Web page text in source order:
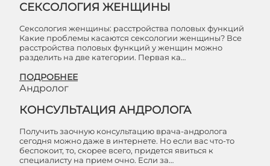
СЕКСОЛОГИЯ ЖЕНЩИНЫ
Сексология женщины: расстройства половых функций
Какие проблемы касаются сексологии женщины? Все
расстройства половых функций у женщин можно
разделить на две категории. Первая ка…
ПОДРОБНЕЕ
Андролог
КОНСУЛЬТАЦИЯ АНДРОЛОГА
Получить заочную консультацию врача-андролога
сегодня можно даже в интернете. Но если вас что-то
беспокоит, то, скорее всего, придется явиться к
специалисту на прием очно. Если за…